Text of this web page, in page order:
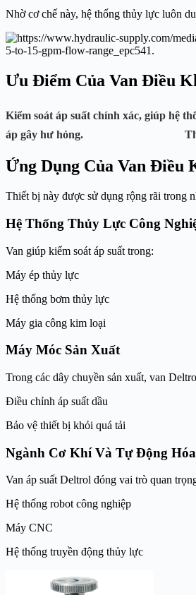
Nhờ cơ chế này, hệ thống thủy lực luôn
Ưu Điểm Của Van Điều
Kiểm soát áp suất chính xác, giúp
áp gây hư hỏng.
Ứng Dụng Của Van Điều
Thiết bị này được sử dụng rộng rãi trong
Hệ Thống Thủy Lực Công
Van giúp kiểm soát áp suất trong:
Máy ép thủy lực
Hệ thống bơm thủy lực
Máy gia công kim loại
Máy Móc Sản Xuất
Trong các dây chuyền sản xuất, van
Điều chỉnh áp suất dầu
Bảo vệ thiết bị khỏi quá tải
Ngành Cơ Khí Và Tự Động Hóa
Van áp suất Deltrol đóng vai trò quan
Hệ thống robot công nghiệp
Máy CNC
Hệ thống truyền động thủy lực